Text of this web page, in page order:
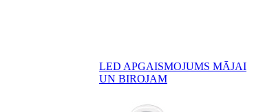
LED APGAISMOJUMS MĀJAI
UN BIROJAM